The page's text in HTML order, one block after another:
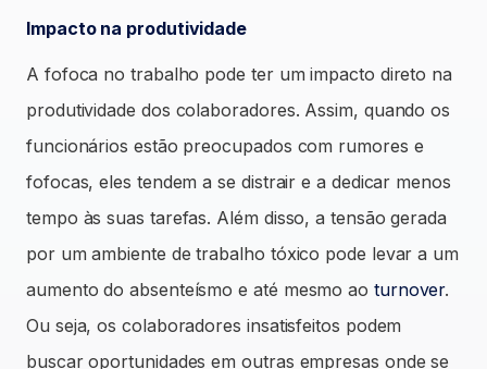
Impacto na produtividade
A fofoca no trabalho pode ter um impacto direto na
produtividade dos colaboradores. Assim, quando os
funcionários estão preocupados com rumores e
fofocas, eles tendem a se distrair e a dedicar menos
tempo às suas tarefas. Além disso, a tensão gerada
por um ambiente de trabalho tóxico pode levar a um
aumento do absenteísmo e até mesmo ao turnover.
Ou seja, os colaboradores insatisfeitos podem
buscar oportunidades em outras empresas onde se